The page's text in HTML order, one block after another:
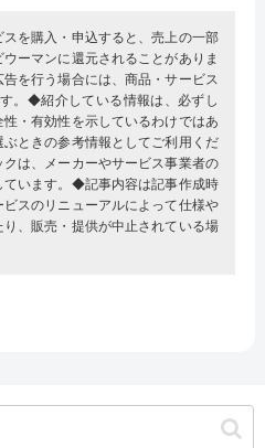
を購入・申込すると、売上の一部
ーマンに還元されることがありま
を行う場合には、商品・サービス
。◆紹介している情報は、必ずし
・有効性を示しているわけではあ
ときの参考情報としてご利用くだ
は、メーカーやサービス事業者の
ています。◆記事内容は記事作成時
スのリニューアルによって仕様や
、販売・提供が中止されている場